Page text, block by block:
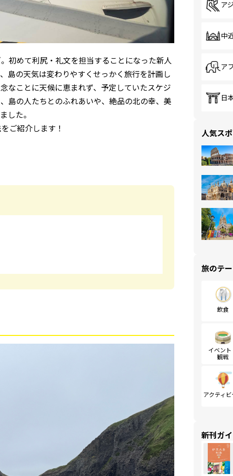
初めて利尻・礼文を担当することになった新人
島の天気は変わりやすくせっかく旅行を計画し
なことに天候に恵まれず、予定していたスケジ
島の人たちとのふれあいや、絶品の北の幸、美
した。
ご紹介します！
ア
中
ア
日
人気ス
旅のテ
飲食
イベント
観戦
アクティビ
新刊ガ